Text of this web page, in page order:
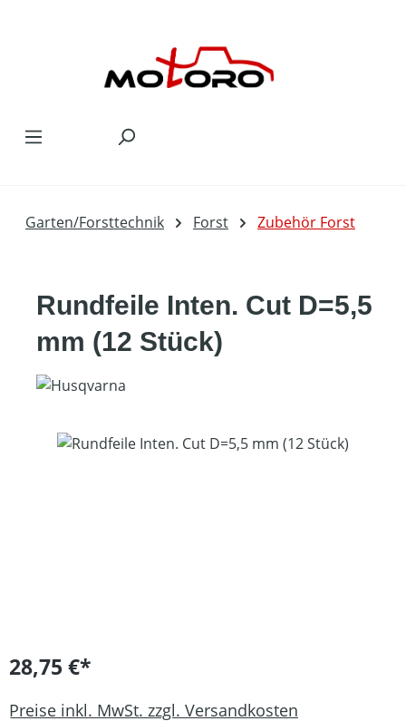
Garten/Forsttechnik Forst Zubehör Forst
Rundfeile Inten. Cut D=5,5
mm (12 Stück)
Bildergalerie überspringen
28,75 €*
Preise inkl. MwSt. zzgl. Versandkosten